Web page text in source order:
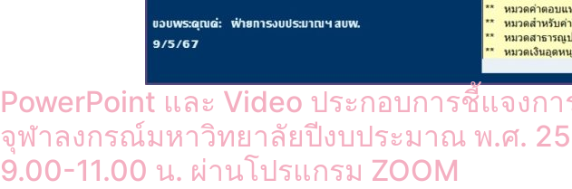
PowerPoint และ Video ประกอบการชี้แจง
จุฬาลงกรณ์มหาวิทยาลัยปีงบประมาณ พ.ศ.
9.00-11.00 น. ผ่านโปรแกรม ZOOM